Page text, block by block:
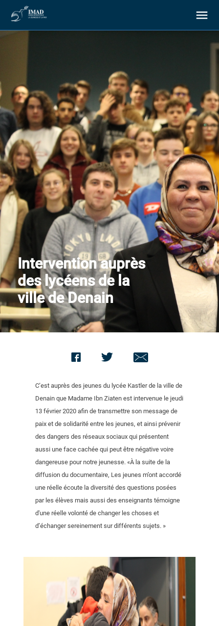
À propos
Nos objectifs
Notre action
Ressources
Nous soutenir
Nous contacter
Intervention auprès
des lycéens de la
ville de Denain
C’est auprès des jeunes du lycée Kastler de la ville de
Denain que Madame Ibn Ziaten est intervenue le jeudi
13 février 2020 afin de transmettre son message de
paix et de solidarité entre les jeunes, et ainsi prévenir
des dangers des réseaux sociaux qui présentent
aussi une face cachée qui peut être négative voire
dangereuse pour notre jeunesse. «À la suite de la
diffusion du documentaire, Les jeunes m’ont accordé
une réelle écoute la diversité des questions posées
par les élèves mais aussi des enseignants témoigne
d'une réelle volonté de changer les choses et
d’échanger sereinement sur différents sujets. »